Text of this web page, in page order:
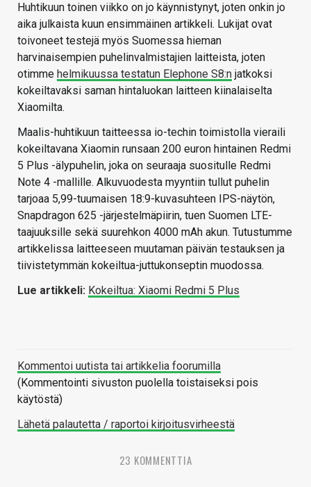
Huhtikuun toinen viikko on jo käynnistynyt, joten onkin jo
aika julkaista kuun ensimmäinen artikkeli. Lukijat ovat
toivoneet testejä myös Suomessa hieman
harvinaisempien puhelinvalmistajien laitteista, joten
otimme helmikuussa testatun Elephone S8:n jatkoksi
kokeiltavaksi saman hintaluokan laitteen kiinalaiselta
Xiaomilta.
Maalis-huhtikuun taitteessa io-techin toimistolla vieraili
kokeiltavana Xiaomin runsaan 200 euron hintainen Redmi
5 Plus -älypuhelin, joka on seuraaja suositulle Redmi
Note 4 -mallille. Alkuvuodesta myyntiin tullut puhelin
tarjoaa 5,99-tuumaisen 18:9-kuvasuhteen IPS-näytön,
Snapdragon 625 -järjestelmäpiirin, tuen Suomen LTE-
taajuuksille sekä suurehkon 4000 mAh akun. Tutustumme
artikkelissa laitteeseen muutaman päivän testauksen ja
tiivistetymmän kokeiltua-juttukonseptin muodossa.
Lue artikkeli: Kokeiltua: Xiaomi Redmi 5 Plus
Kommentoi uutista tai artikkelia foorumilla
(Kommentointi sivuston puolella toistaiseksi pois
käytöstä)
Lähetä palautetta / raportoi kirjoitusvirheestä
23 KOMMENTTIA